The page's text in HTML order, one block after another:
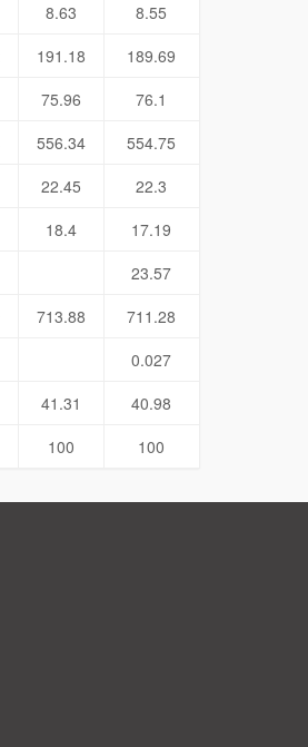
8.63
8.55
191.18
189.69
75.96
76.1
556.34
554.75
22.45
22.3
18.4
17.19
23.57
713.88
711.28
0.027
41.31
40.98
100 100